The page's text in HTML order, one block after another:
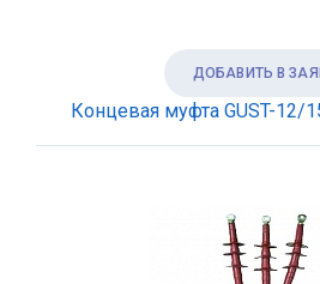
ДОБАВИТЬ В
Концевая муфта GUST-12/